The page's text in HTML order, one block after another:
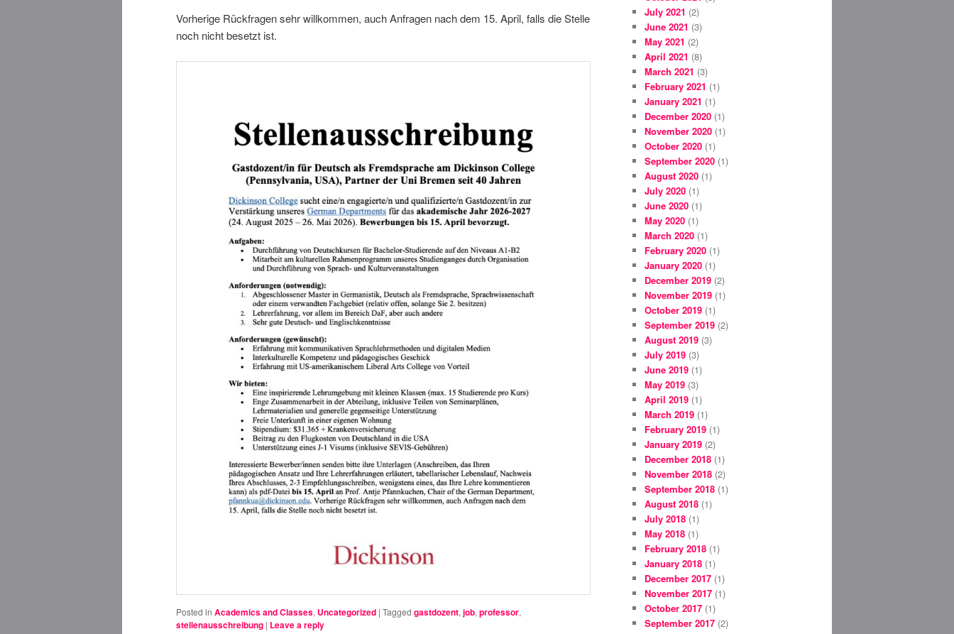
Vorherige Rückfragen sehr willkommen, auch Anfragen nach dem 15. April, falls die Stelle
noch nicht besetzt ist.
Posted in Academics and Classes, Uncategorized | Tagged gastdozent, job, professor,
stellenausschreibung | Leave a reply
July 2021 (2)
June 2021 (3)
May 2021 (2)
April 2021 (8)
March 2021 (3)
February 2021 (1)
January 2021 (1)
December 2020 (1)
November 2020 (1)
October 2020 (1)
September 2020 (1)
August 2020 (1)
July 2020 (1)
June 2020 (1)
May 2020 (1)
March 2020 (1)
February 2020 (1)
January 2020 (1)
December 2019 (2)
November 2019 (1)
October 2019 (1)
September 2019 (2)
August 2019 (3)
July 2019 (3)
June 2019 (1)
May 2019 (3)
April 2019 (1)
March 2019 (1)
February 2019 (1)
January 2019 (2)
December 2018 (1)
November 2018 (2)
September 2018 (1)
August 2018 (1)
July 2018 (1)
May 2018 (1)
February 2018 (1)
January 2018 (1)
December 2017 (1)
November 2017 (1)
October 2017 (1)
September 2017 (2)